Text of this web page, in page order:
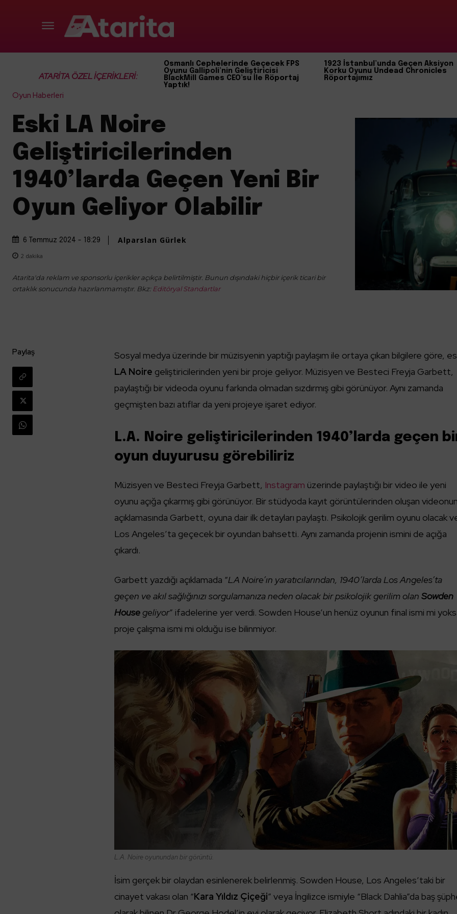
ATARİTA ÖZEL İÇERİKLERİ:
Osmanlı Cephelerinde Geçecek FPS
Oyunu Gallipoli’nin Geliştiricisi
BlackMill Games CEO’su İle Röportaj
Yaptık!
1923 İstanbul’unda Geçen Aksiyon
Korku Oyunu Undead Chronicles
Röportajımız
Oyun Haberleri
Eski LA Noire
Geliştiricilerinden
1940’larda Geçen Yeni Bir
Oyun Geliyor Olabilir
6 Temmuz 2024 - 18:29 Alparslan Gürlek
2 dakika
Atarita'da reklam ve sponsorlu içerikler açıkça belirtilmiştir. Bunun dışındaki hiçbir içerik ticari bir
ortaklık sonucunda hazırlanmamıştır. Bkz: Editöryal Standartlar
Paylaş
Sosyal medya üzerinde bir müzisyenin yaptığı paylaşım ile ortaya çıkan bilgilere göre,
LA Noire geliştiricilerinden yeni bir proje geliyor. Müzisyen ve Besteci Freyja Garbett,
paylaştığı bir videoda oyunu farkında olmadan sızdırmış gibi görünüyor. Aynı zamanda
geçmişten bazı atıflar da yeni projeye işaret ediyor.
L.A. Noire geliştiricilerinden 1940’larda geçen
oyun duyurusu görebiliriz
Müzisyen ve Besteci Freyja Garbett, Instagram üzerinde paylaştığı bir video ile yeni
oyunu açığa çıkarmış gibi görünüyor. Bir stüdyoda kayıt görüntülerinden oluşan
açıklamasında Garbett, oyuna dair ilk detayları paylaştı. Psikolojik gerilim oyunu olacak
Los Angeles’ta geçecek bir oyundan bahsetti. Aynı zamanda projenin ismini de açığa
çıkardı.
Garbett yazdığı açıklamada “LA Noire’ın yaratıcılarından, 1940’larda Los Angeles’ta
geçen ve akıl sağlığınızı sorgulamanıza neden olacak bir psikolojik gerilim olanSowden
House geliyor” ifadelerine yer verdi. Sowden House’un henüz oyunun final ismi mi
proje çalışma ismi mi olduğu ise bilinmiyor.
L.A. Noire oyunundan bir görüntü.
İsim gerçek bir olaydan esinlenerek belirlenmiş. Sowden House, Los Angeles’taki bir
cinayet vakası olan “Kara Yıldız Çiçeği” veya İngilizce ismiyle “Black Dahlia”da baş